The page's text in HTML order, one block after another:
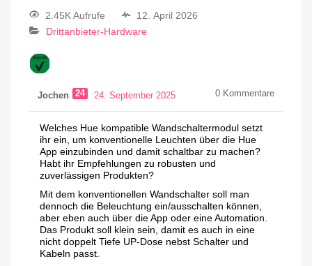
2.45K Aufrufe
12. April 2026
Drittanbieter-Hardware
Jochen 24 24. September 2025 0 Kommentare
Welches Hue kompatible Wandschaltermodul setzt
ihr ein, um konventionelle Leuchten über die Hue
App einzubinden und damit schaltbar zu machen?
Habt ihr Empfehlungen zu robusten und
zuverlässigen Produkten?
Mit dem konventionellen Wandschalter soll man
dennoch die Beleuchtung ein/ausschalten können,
aber eben auch über die App oder eine Automation.
Das Produkt soll klein sein, damit es auch in eine
nicht doppelt Tiefe UP-Dose nebst Schalter und
Kabeln passt.